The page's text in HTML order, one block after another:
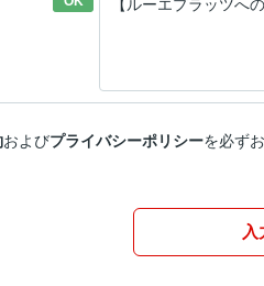
およびプライバシーポリシーを必ず